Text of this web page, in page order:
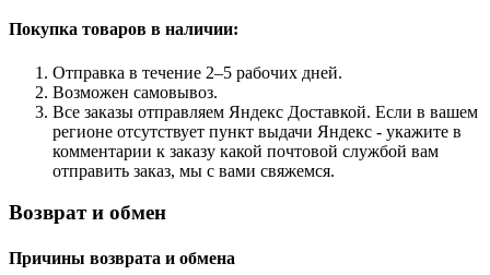
Покупка товаров в наличии:
Отправка в течение 2–5 рабочих дней.
Возможен самовывоз.
Все заказы отправляем Яндекс Доставкой. Если в вашем
регионе отсутствует пункт выдачи Яндекс - укажите в
комментарии к заказу какой почтовой службой вам
отправить заказ, мы с вами свяжемся.
Возврат и обмен
Причины возврата и обмена